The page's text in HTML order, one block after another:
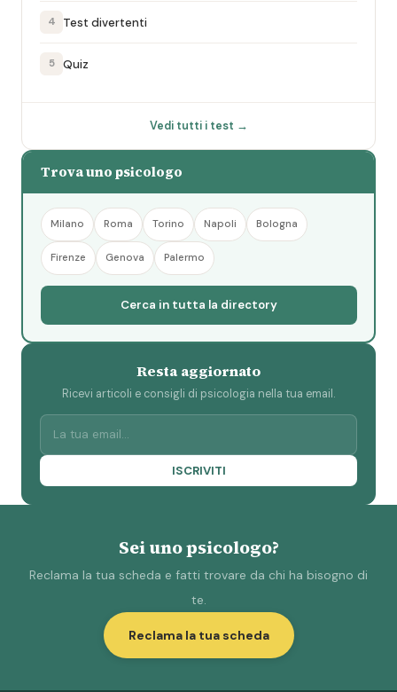
4 Test divertenti
5 Quiz
Vedi tutti i test →
Trova uno psicologo
Milano Roma Torino Napoli Bologna
Firenze Genova Palermo
Cerca in tutta la directory
Resta aggiornato
Ricevi articoli e consigli di psicologia nella tua email.
ISCRIVITI
Sei uno psicologo?
Reclama la tua scheda e fatti trovare da chi ha bisogno di
te.
Reclama la tua scheda